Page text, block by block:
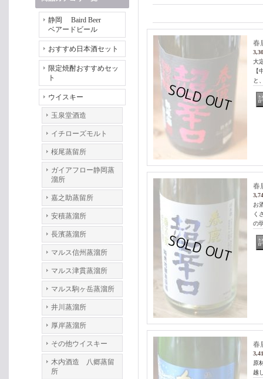
静岡 Baird Beer
ベアードビール
おすすめ日本酒セット
限定焼酎おすすめセッ
ト
ウイスキー
玉泉堂酒造
イチローズモルト
桜尾蒸留所
ガイアフロー静岡蒸
溜所
嘉之助蒸留所
安積蒸溜所
長濱蒸溜所
マルス信州蒸溜所
マルス津貫蒸溜所
マルス駒ヶ岳蒸溜所
井川蒸溜所
厚岸蒸溜所
その他ウイスキー
木内酒造 八郷蒸留
所
春
大
【
と
春
お
く
の
春
原
越